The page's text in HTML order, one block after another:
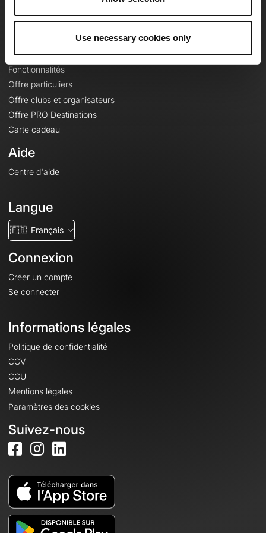
Use necessary cookies only
Le Mag'
Fonds de cartes topographiques
Fonctionnalités
Offre particuliers
Offre clubs et organisateurs
Offre PRO Destinations
Carte cadeau
Aide
Centre d'aide
Langue
🇫🇷 Français
Connexion
Créer un compte
Se connecter
Informations légales
Politique de confidentialité
CGV
CGU
Mentions légales
Paramètres des cookies
Suivez-nous